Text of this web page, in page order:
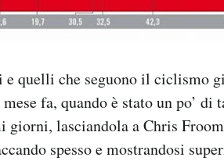
e quelli che seguono il ciclismo
fa, quando è stato un po’
lasciandola a Chris
spesso e mostrandosi